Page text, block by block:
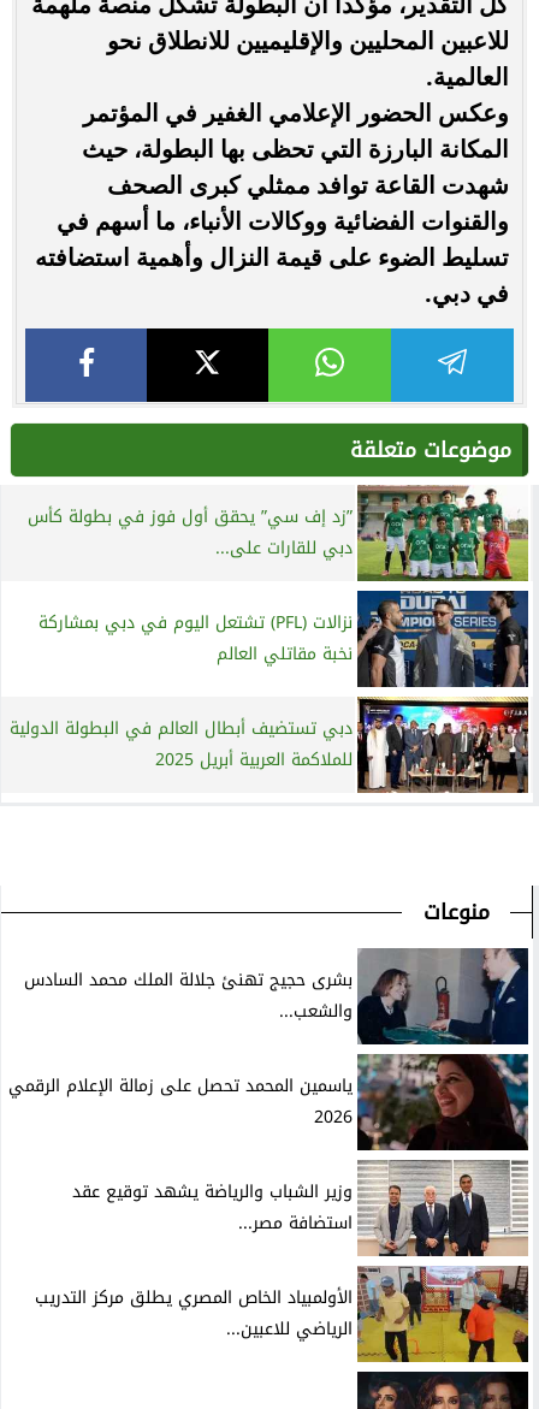
للاعبين المحليين والإقليميين للانطلاق نحو
العالمية.
وعكس الحضور الإعلامي الغفير في المؤتمر
المكانة البارزة التي تحظى بها البطولة، حيث
شهدت القاعة توافد ممثلي كبرى الصحف
والقنوات الفضائية ووكالات الأنباء، ما أسهم في
تسليط الضوء على قيمة النزال وأهمية استضافته
في دبي.
موضوعات متعلقة
”زد إف سي” يحقق أول فوز في بطولة كأس
دبي للقارات على...
نزالات (PFL) تشتعل اليوم في دبي بمشاركة
نخبة مقاتلي العالم
دبي تستضيف أبطال العالم في البطولة الدولية
للملاكمة العربية أبريل 2025
منوعات
بشرى حجيج تهنئ جلالة الملك محمد السادس
والشعب...
ياسمين المحمد تحصل على زمالة الإعلام الرقمي
2026
وزير الشباب والرياضة يشهد توقيع عقد
استضافة مصر...
الأولمبياد الخاص المصري يطلق مركز التدريب
الرياضي للاعبين...